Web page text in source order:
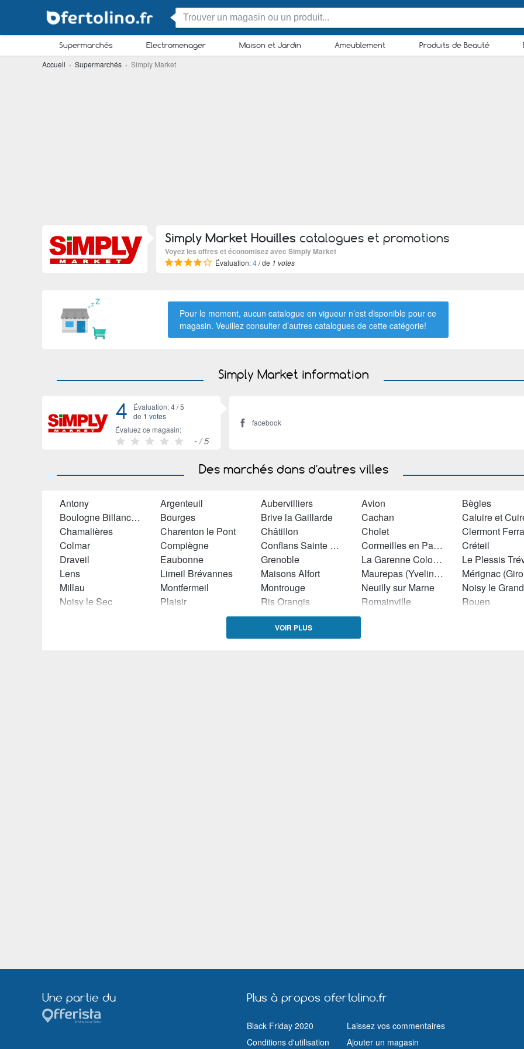
Supermarchés Electromenager Maison et Jardin Ameublement Produits de Beauté
Accueil › Supermarchés › Simply Market
Simply Market Houilles catalogues et promotions
Voyez les offres et économisez avec Simply Market
Évaluation:4/ de 1 votes
Pour le moment, aucun catalogue en vigueur n’est disponible pour ce
magasin. Veuillez consulter d’autres catalogues de cette catégorie!
Simply Market information
4 Évaluation: 4 /5
de 1 votes
Évaluez ce magasin:
-/ 5
facebook
Des marchés dans d'autres villes
Antony Argenteuil Aubervilliers Avion
Bègles
Boulogne Billancourt
Bourges Brive la Gaillarde Cachan
Caluire et
Chamalières
Charenton le Pont Châtillon Cholet
Clermont
Colmar
Compiègne Conflans Sainte Honorine Cormeilles en Parisis
Créteil
Draveil
Eaubonne Grenoble La Garenne Colombes
Le Plessis
Lens
Limeil Brévannes Maisons Alfort Maurepas (Yvelines)
Mérignac
Millau
Montfermeil Montrouge Neuilly sur Marne
Noisy le Grand
Noisy le Sec
Plaisir Ris Orangis Romainville
Rouen
Sainte Foy lès Lyon
Sartrouville
VOIR PLUS
Une partie du Plus à propos ofertolino.fr
Black Friday 2020
Conditions d'utilisation
Laissez vos commentaires
Ajouter un magasin